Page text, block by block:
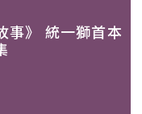
事》 統一獅首本